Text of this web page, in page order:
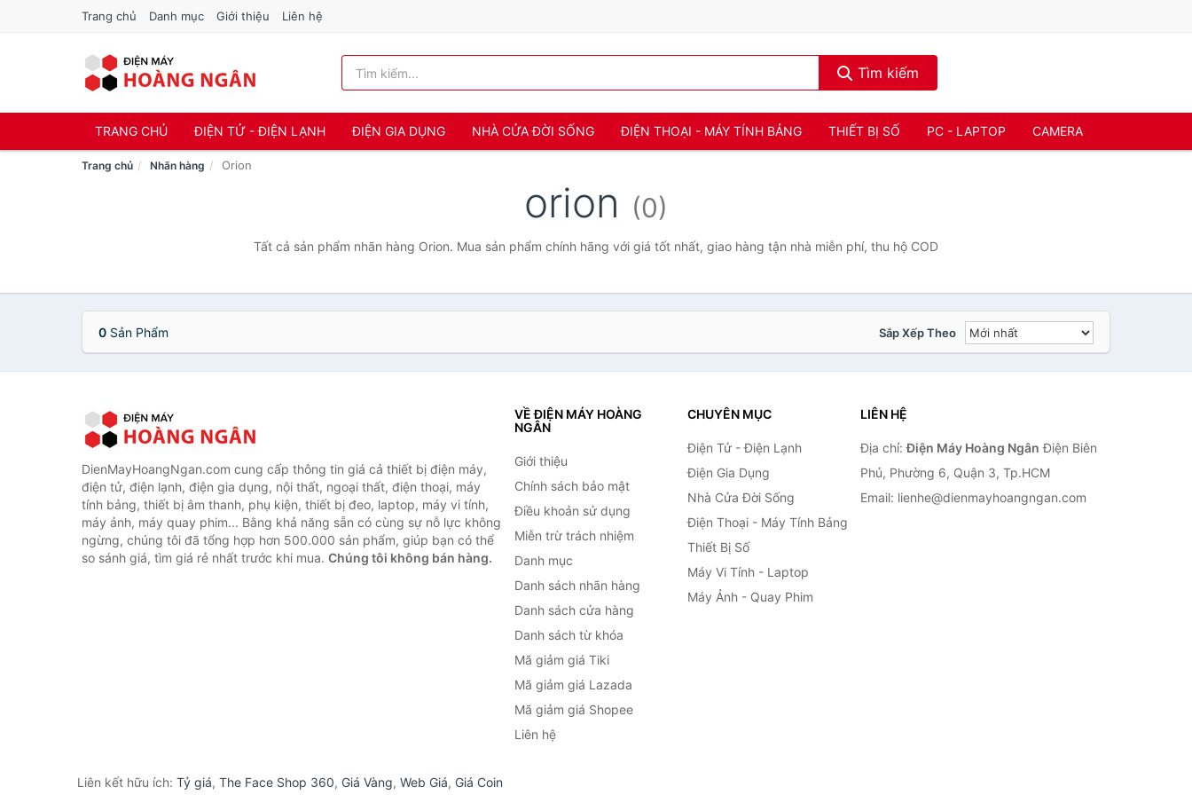
Trang chủ Danh mục Giới thiệu Liên hệ
Tìm kiếm
TRANG CHỦ ĐIỆN TỬ - ĐIỆN LẠNH ĐIỆN GIA DỤNG NHÀ CỬA ĐỜI SỐNG ĐIỆN THOẠI - MÁY TÍNH BẢNG THIẾT BỊ SỐ PC - LAPTOP CAMERA
Trang chủ Nhãn hàng Orion
orion (0)
Tất cả sản phẩm nhãn hàng Orion. Mua sản phẩm chính hãng với giá tốt nhất, giao hàng tận nhà miễn phí, thu hộ COD
0 Sản Phẩm Sắp Xếp Theo
DienMayHoangNgan.com cung cấp thông tin giá cả thiết bị điện máy,
điện tử, điện lạnh, điện gia dụng, nội thất, ngoại thất, điện thoại, máy
tính bảng, thiết bị âm thanh, phụ kiện, thiết bị đeo, laptop, máy vi tính,
máy ảnh, máy quay phim... Bằng khả năng sẵn có cùng sự nỗ lực không
ngừng, chúng tôi đã tổng hợp hơn 500.000 sản phẩm, giúp bạn có thể
so sánh giá, tìm giá rẻ nhất trước khi mua. Chúng tôi không bán hàng.
VỀ ĐIỆN MÁY HOÀNG
NGÂN
Giới thiệu
Chính sách bảo mật
Điều khoản sử dụng
Miễn trừ trách nhiệm
Danh mục
Danh sách nhãn hàng
Danh sách cửa hàng
Danh sách từ khóa
Mã giảm giá Tiki
Mã giảm giá Lazada
Mã giảm giá Shopee
Liên hệ
CHUYÊN MỤC
Điện Tử - Điện Lạnh
Điện Gia Dụng
Nhà Cửa Đời Sống
Điện Thoại - Máy Tính Bảng
Thiết Bị Số
Máy Vi Tính - Laptop
Máy Ảnh - Quay Phim
LIÊN HỆ
Địa chỉ:Điện Máy Hoàng Ngân Điện Biên
Phủ, Phường 6, Quận 3, Tp.HCM
Email: lienhe@dienmayhoangngan.com
Liên kết hữu ích: Tỷ giá, The Face Shop 360, Giá Vàng, Web Giá, Giá Coin